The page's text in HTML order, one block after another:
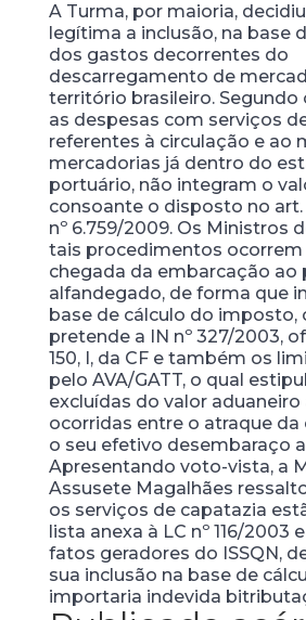
A Turma, por maioria,
legítima a inclusão, na base
dos gastos decorrentes do
descarregamento de
território brasileiro. Segundo
as despesas com serviços
referentes à circulação e ao
mercadorias já dentro do
portuário, não integram o
consoante o disposto no
nº 6.759/2009. Os Ministros
tais procedimentos ocorrem
chegada da embarcação ao
alfandegado, de forma que
base de cálculo do imposto,
pretende a IN nº 327/2003,
150, I, da CF e também os
pelo AVA/GATT, o qual
excluídas do valor aduaneiro
ocorridas entre o atraque
o seu efetivo desembaraço
Apresentando voto-vista, a
Assusete Magalhães
os serviços de capatazia
lista anexa à LC nº 116/2003
fatos geradores do ISSQN,
sua inclusão na base de
importaria indevida